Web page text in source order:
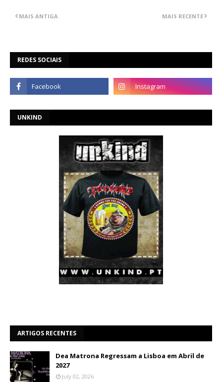
MAIS RECENTE
MAIS ANTIGA
REDES SOCIAIS
UNKIND
ARTIGOS RECENTES
Dea Matrona Regressam a Lisboa em Abril de
2027
July 02, 2026